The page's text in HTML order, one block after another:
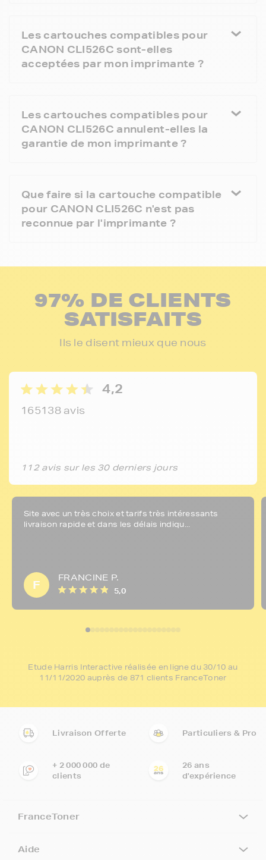
Les cartouches compatibles pour
CANON CLI526C sont-elles
acceptées par mon imprimante ?
Les cartouches compatibles pour
CANON CLI526C annulent-elles la
garantie de mon imprimante ?
Que faire si la cartouche compatible
pour CANON CLI526C n'est pas
reconnue par l'imprimante ?
97% DE CLIENTS
SATISFAITS
Ils le disent mieux que nous
4,2
165138 avis
112 avis sur les 30 derniers jours
Site avec un très choix et tarifs très intéressants
livraison rapide et dans les délais indiqu...
F
FRANCINE P.
5,0
Etude Harris Interactive réalisée en ligne du 30/10 au
11/11/2020 auprès de 871 clients FranceToner
Livraison Offerte Particuliers & Pro
+ 2 000 000 de
clients
26 ans
d'expérience
FranceToner
Aide